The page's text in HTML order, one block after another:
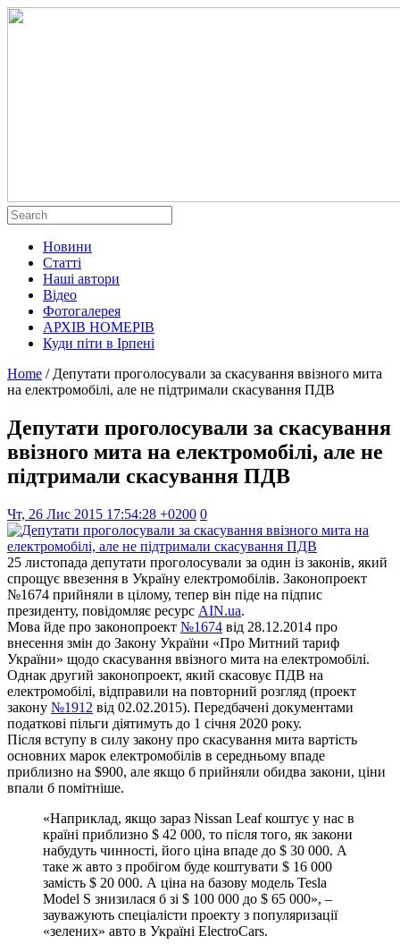
Новини
Статті
Наші автори
Відео
Фотогалерея
АРХІВ НОМЕРІВ
Куди піти в Ірпені
Home / Депутати проголосували за скасування ввізного мита
на електромобілі, але не підтримали скасування ПДВ
Депутати проголосували за скасування
ввізного мита на електромобілі, але не
підтримали скасування ПДВ
Чт, 26 Лис 2015 17:54:28 +0200 0
25 листопада депутати проголосували за один із законів, який
спрощує ввезення в Україну електромобілів. Законопроект
№1674 прийняли в цілому, тепер він піде на підпис
президенту, повідомляє ресурс AIN.ua.
Мова йде про законопроект №1674 від 28.12.2014 про
внесення змін до Закону України «Про Митний тариф
України» щодо скасування ввізного мита на електромобілі.
Однак другий законопроект, який скасовує ПДВ на
електромобілі, відправили на повторний розгляд (проект
закону №1912 від 02.02.2015). Передбачені документами
податкові пільги діятимуть до 1 січня 2020 року.
Після вступу в силу закону про скасування мита вартість
основних марок електромобілів в середньому впаде
приблизно на $900, але якщо б прийняли обидва закони, ціни
впали б помітніше.
«Наприклад, якщо зараз Nissan Leaf коштує у нас в
країні приблизно $ 42 000, то після того, як закони
набудуть чинності, його ціна впаде до $ 30 000. А
таке ж авто з пробігом буде коштувати $ 16 000
замість $ 20 000. А ціна на базову модель Tesla
Model S знизилася б зі $ 100 000 до $ 65 000», –
зауважують спеціалісти проекту з популяризації
«зелених» авто в Україні ElectroCars.